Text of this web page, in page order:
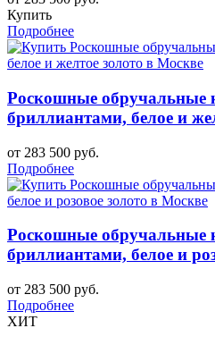
Купить
Подробнее
Роскошные обручальные
бриллиантами, белое и
от 283 500 руб.
Подробнее
Роскошные обручальные
бриллиантами, белое и
от 283 500 руб.
Подробнее
ХИТ